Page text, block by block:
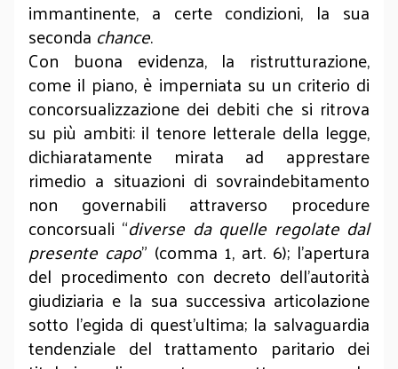
immantinente, a certe condizioni, la sua
seconda chance.
Con buona evidenza, la ristrutturazione,
come il piano, è imperniata su un criterio di
concorsualizzazione dei debiti che si ritrova
su più ambiti: il tenore letterale della legge,
dichiaratamente mirata ad apprestare
rimedio a situazioni di sovraindebitamento
non governabili attraverso procedure
concorsuali “diverse da quelle regolate dal
presente capo" (comma 1, art. 6); l’apertura
del procedimento con decreto dell’autorità
giudiziaria e la sua successiva articolazione
sotto l’egida di quest’ultima; la salvaguardia
tendenziale del trattamento paritario dei